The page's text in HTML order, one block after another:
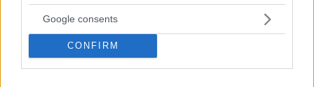
Google consents
CONFIRM
Όπως επισήμαιναν άλλωστε κυβερνητικές
πηγές οι αναφορές του Κυριάκου Μητσοτάκη